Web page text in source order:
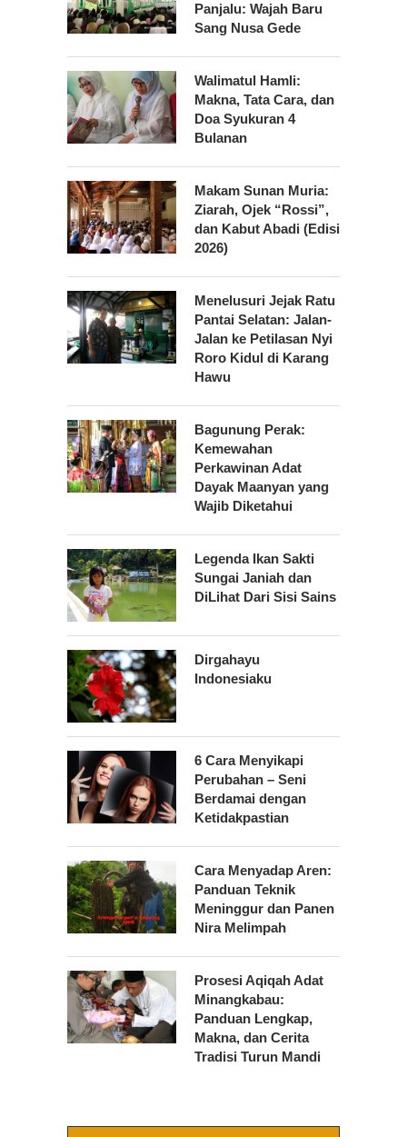
Panjalu: Wajah Baru
Sang Nusa Gede
Walimatul Hamli:
Makna, Tata Cara, dan
Doa Syukuran 4
Bulanan
Makam Sunan Muria:
Ziarah, Ojek “Rossi”,
dan Kabut Abadi (Edisi
2026)
Menelusuri Jejak Ratu
Pantai Selatan: Jalan-
Jalan ke Petilasan Nyi
Roro Kidul di Karang
Hawu
Bagunung Perak:
Kemewahan
Perkawinan Adat
Dayak Maanyan yang
Wajib Diketahui
Legenda Ikan Sakti
Sungai Janiah dan
DiLihat Dari Sisi Sains
Dirgahayu
Indonesiaku
6 Cara Menyikapi
Perubahan – Seni
Berdamai dengan
Ketidakpastian
Cara Menyadap Aren:
Panduan Teknik
Meninggur dan Panen
Nira Melimpah
Prosesi Aqiqah Adat
Minangkabau:
Panduan Lengkap,
Makna, dan Cerita
Tradisi Turun Mandi